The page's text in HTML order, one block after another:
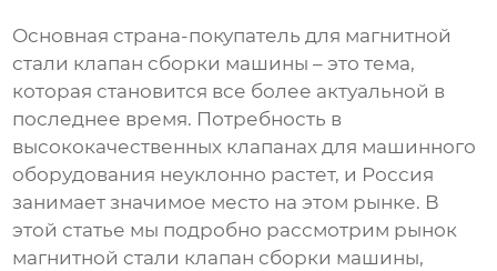
Основная страна-покупатель для магнитной
стали клапан сборки машины – это тема,
которая становится все более актуальной в
последнее время. Потребность в
высококачественных клапанах для машинного
оборудования неуклонно растет, и Россия
занимает значимое место на этом рынке. В
этой статье мы подробно рассмотрим рынок
магнитной стали клапан сборки машины,